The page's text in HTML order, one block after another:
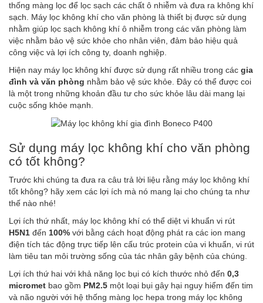
thống màng lọc để lọc sạch các chất ô nhiễm và đưa ra không khí
sạch. Máy lọc không khí cho văn phòng là thiết bị được sử dụng
nhằm giúp lọc sạch không khí ô nhiễm trong các văn phòng làm
việc nhằm bảo vệ sức khỏe cho nhân viên, đảm bảo hiệu quả
công việc và lợi ích công ty, doanh nghiệp.
Hiện nay máy lọc không khí được sử dụng rất nhiều trong các gia
đình và văn phòng nhằm bảo vệ sức khỏe. Đây có thể được coi
là một trong những khoản đầu tư cho sức khỏe lâu dài mang lại
cuộc sống khỏe mạnh.
Sử dụng máy lọc không khí cho văn phòng
có tốt không?
Trước khi chúng ta đưa ra câu trả lời liệu rằng máy lọc không khí
tốt không? hãy xem các lợi ích mà nó mang lại cho chúng ta như
thế nào nhé!
Lợi ích thứ nhất, máy lọc không khí có thể diệt vi khuẩn vi rút
H5N1 đến 100% với bằng cách hoạt động phát ra các ion mang
điện tích tác động trực tiếp lên cấu trúc protein của vi khuẩn, vi rút
làm tiêu tan môi trường sống của tác nhân gây bệnh của chúng.
Lợi ích thứ hai với khả năng lọc bụi có kích thước nhỏ đến 0,3
micromet bao gồm PM2.5 một loại bụi gây hại nguy hiểm đến tim
và não người với hệ thống màng lọc hepa trong máy lọc không